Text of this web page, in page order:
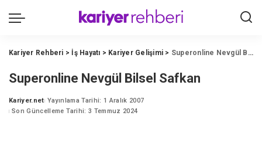
Kariyer Rehberi > İş Hayatı > Kariyer Gelişimi > Superonline Nevgül Bilsel Safkan
Superonline Nevgül Bilsel Safkan
Posted
by
Kariyer.net Yayınlama Tarihi: 1 Aralık 2007
Son Güncelleme Tarihi: 3 Temmuz 2024